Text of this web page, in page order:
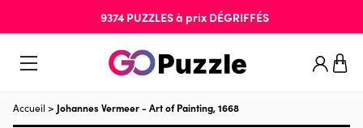
9374 PUZZLESà prix DÉGRIFFÉS
Accueil > Johannes Vermeer - Art of Painting, 1668